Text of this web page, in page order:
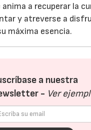
a recuperar la
y atreverse a
máxima esencia.
a nuestra
- Ver